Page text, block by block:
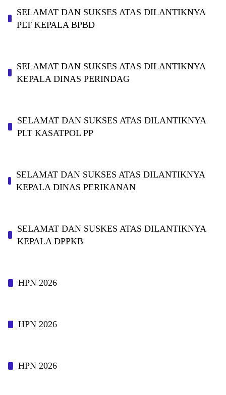
SELAMAT DAN SUKSES ATAS DILANTIKNYA
PLT KEPALA BPBD
SELAMAT DAN SUKSES ATAS DILANTIKNYA
KEPALA DINAS PERINDAG
SELAMAT DAN SUKSES ATAS DILANTIKNYA
PLT KASATPOL PP
SELAMAT DAN SUKSES ATAS DILANTIKNYA
KEPALA DINAS PERIKANAN
SELAMAT DAN SUSKES ATAS DILANTIKNYA
KEPALA DPPKB
HPN 2026
HPN 2026
HPN 2026